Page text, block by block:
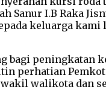
Sanur I.B Raka
keluarga kami
bagi peningkatan
perhatian Pemkot
walikota dan